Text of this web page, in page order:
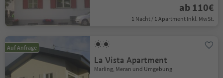
ab 110€
1 Nacht / 1 Apartment Inkl. MwSt.
Auf Anfrage
La Vista Apartment
Marling, Meran und Umgebung